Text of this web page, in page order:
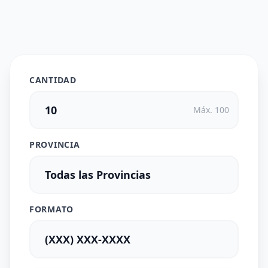
CANTIDAD
Máx. 100
PROVINCIA
FORMATO